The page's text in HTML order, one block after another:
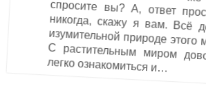
легко ознакомиться и…